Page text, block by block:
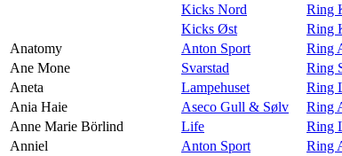
Kicks Nord
Ring
Kicks Øst
Ring
Anatomy
Anton Sport Ring
Ane Mone
Svarstad Ring
Aneta
Lampehuset Ring
Ania Haie
Aseco Gull & Sølv Ring
Anne Marie Börlind
Life Ring
Anniel
Anton Sport Ring